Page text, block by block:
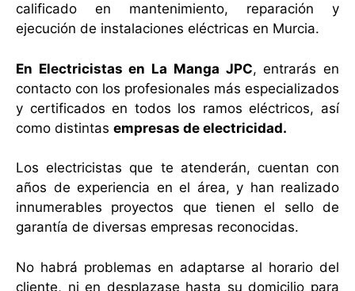
calificado en mantenimiento, reparación y
ejecución de instalaciones eléctricas en Murcia.
En Electricistas en La Manga JPC, entrarás en
contacto con los profesionales más especializados
y certificados en todos los ramos eléctricos, así
como distintas empresas de electricidad.
Los electricistas que te atenderán, cuentan con
años de experiencia en el área, y han realizado
innumerables proyectos que tienen el sello de
garantía de diversas empresas reconocidas.
No habrá problemas en adaptarse al horario del
cliente, ni en desplazase hasta su domicilio para